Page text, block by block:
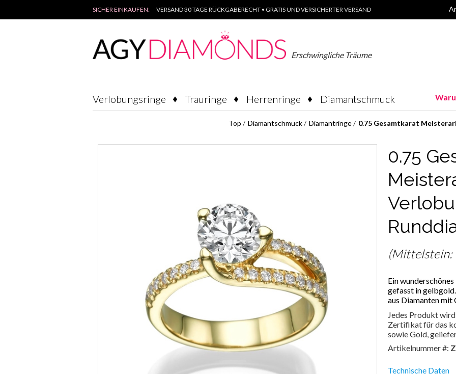
SICHER EINKAUFEN: VERSAND 30 TAGE RÜCKGABERECHT • GRATIS UND VERSICHERTER VERSAND
Erschwingliche Träume
Verlobungsringe Trauringe Herrenringe Diamantschmuck
Top / Diamantschmuck/ Diamantringe/ 0.75 Gesamtkarat
0.75
(Mittelstein:
Ein
gefasst in
aus Diamanten
Jedes Produkt
Zertifikat für das
sowie Gold,
Artikelnummer #:
Technische Daten